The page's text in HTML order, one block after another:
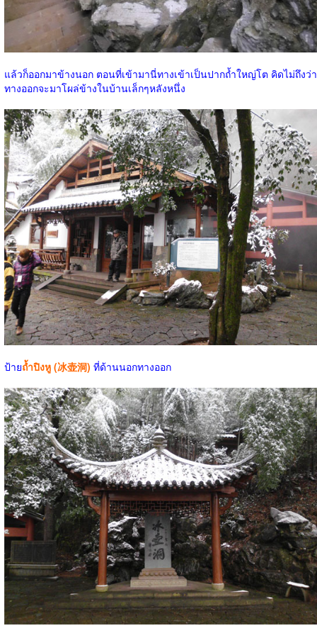
แล้วก็ออกมาข้างนอก ตอนที่เข้ามานี่ทางเข้าเป็นปากถ้ำใหญ่โต คิดไม่ถึงว่า
ทางออกจะมาโผล่ข้างในบ้านเล็กๆหลังหนึ่ง
ป้ายถ้ำปิงหู (冰壶洞) ที่ด้านนอกทางออก